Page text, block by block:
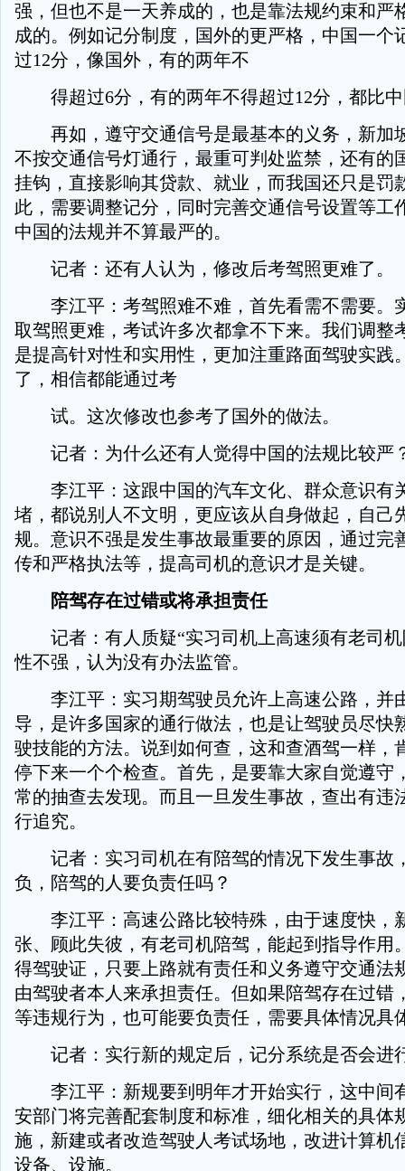
强，但也不是一天养成的，也是靠法规约束和严
成的。例如记分制度，国外的更严格，中国一个
过12分，像国外，有的两年不
得超过6分，有的两年不得超过12分，都比中
再如，遵守交通信号是最基本的义务，新加
不按交通信号灯通行，最重可判处监禁，还有的
挂钩，直接影响其贷款、就业，而我国还只是罚
此，需要调整记分，同时完善交通信号设置等工
中国的法规并不算最严的。
记者：还有人认为，修改后考驾照更难了。
李江平：考驾照难不难，首先看需不需要。
取驾照更难，考试许多次都拿不下来。我们调整
是提高针对性和实用性，更加注重路面驾驶实践
了，相信都能通过考
试。这次修改也参考了国外的做法。
记者：为什么还有人觉得中国的法规比较严
李江平：这跟中国的汽车文化、群众意识有
堵，都说别人不文明，更应该从自身做起，自己
规。意识不强是发生事故最重要的原因，通过完
传和严格执法等，提高司机的意识才是关键。
陪驾存在过错或将承担责任
记者：有人质疑“实习司机上高速须有老司机
性不强，认为没有办法监管。
李江平：实习期驾驶员允许上高速公路，并
导，是许多国家的通行做法，也是让驾驶员尽快
驶技能的方法。说到如何查，这和查酒驾一样，
停下来一个个检查。首先，是要靠大家自觉遵守
常的抽查去发现。而且一旦发生事故，查出有违
行追究。
记者：实习司机在有陪驾的情况下发生事故
负，陪驾的人要负责任吗？
李江平：高速公路比较特殊，由于速度快，
张、顾此失彼，有老司机陪驾，能起到指导作用
得驾驶证，只要上路就有责任和义务遵守交通法
由驾驶者本人来承担责任。但如果陪驾存在过错
等违规行为，也可能要负责任，需要具体情况具
记者：实行新的规定后，记分系统是否会进
李江平：新规要到明年才开始实行，这中间
安部门将完善配套制度和标准，细化相关的具体
施，新建或者改造驾驶人考试场地，改进计算机
设备、设施。